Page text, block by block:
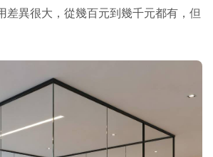
差異很大，從幾百元到幾千元都有，但